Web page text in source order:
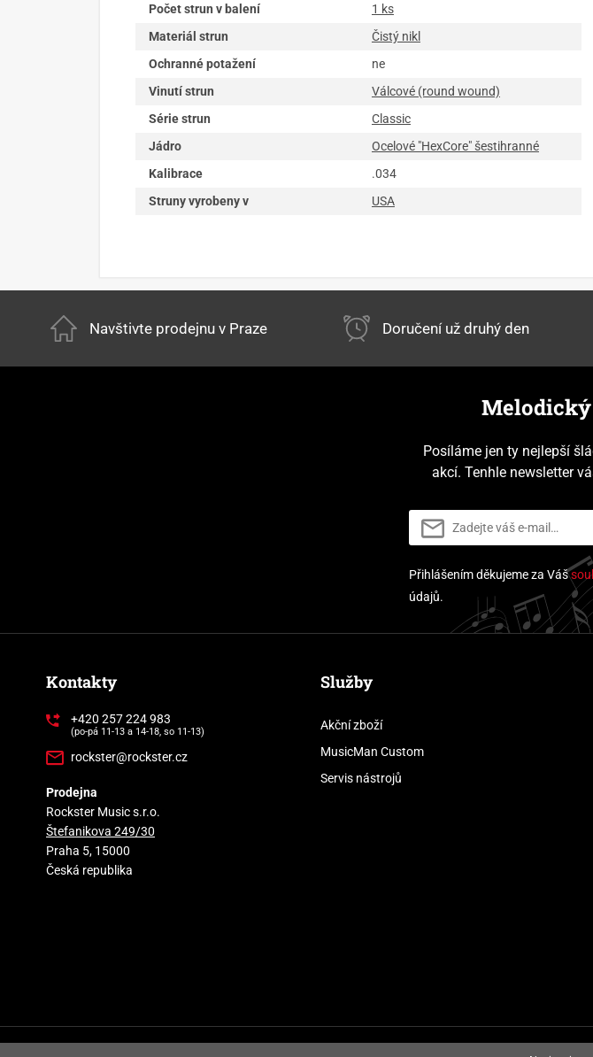
Počet strun v balení
1 ks
Materiál strun
Čistý nikl
Ochranné potažení
ne
Vinutí strun
Válcové (round wound)
Série strun
Classic
Jádro
Ocelové "HexCore" šestihranné
Kalibrace
.034
Struny vyrobeny v
USA
Navštivte prodejnu v Praze Doručení už druhý den
Posíláme jen ty nejlepší
akcí. Tenhle newsletter
Přihlášením děkujeme za Váš
údajů.
Kontakty
+420 257 224 983
(po-pá 11-13 a 14-18, so 11-13)
rockster@rockster.cz
Prodejna
Rockster Music s.r.o.
Štefanikova 249/30
Praha 5, 15000
Česká republika
Služby
Akční zboží
MusicMan Custom
Servis nástrojů